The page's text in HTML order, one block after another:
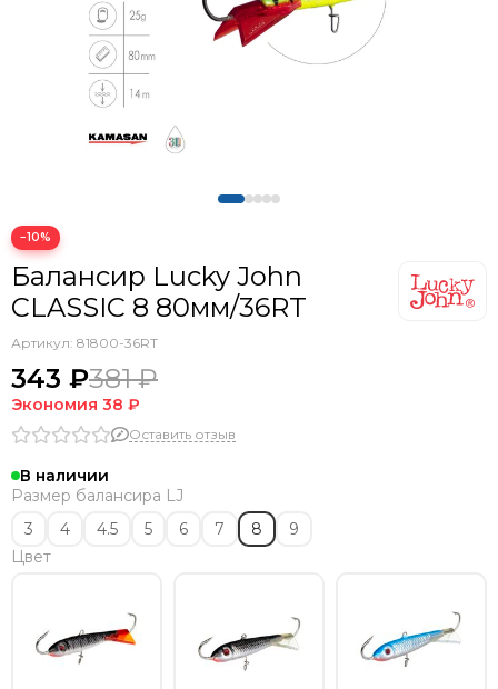
−10%
Балансир Lucky John
CLASSIC 8 80мм/36RT
Артикул: 81800-36RT
343 ₽381 ₽
Экономия 38 ₽
Оставить отзыв
В наличии
Размер балансира LJ
3
4 4.5 5 6 7 8
9
Цвет